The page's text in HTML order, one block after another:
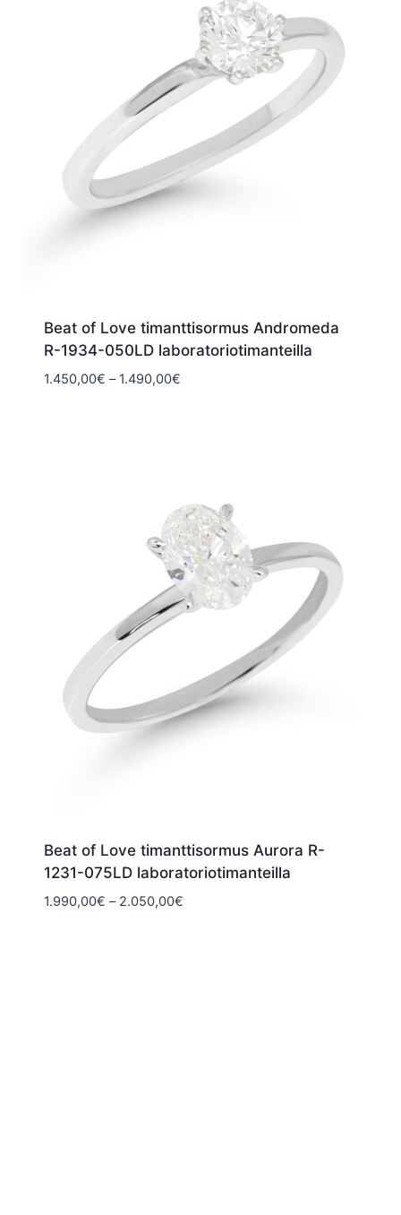
Beat of Love timanttisormus Andromeda
R-1934-050LD laboratoriotimanteilla
1.450,00€ – 1.490,00€Hintaluokka:
Beat of Love timanttisormus Aurora R-
1231-075LD laboratoriotimanteilla
1.990,00€ – 2.050,00€Hintaluokka: